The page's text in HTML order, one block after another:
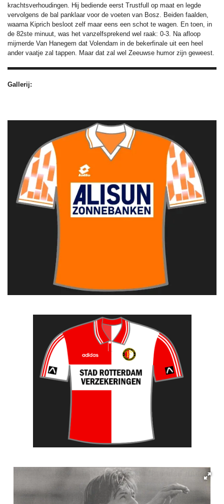
krachtsverhoudingen. Hij bediende eerst Trustfull op maat en legde
vervolgens de bal panklaar voor de voeten van Bosz. Beiden faalden,
waarna Kiprich besloot zelf maar eens een schot te wagen. En toen, in
de 82ste minuut, was het vanzelfsprekend wel raak: 0-3. Na afloop
mijmerde Van Hanegem dat Volendam in de bekerfinale uit een heel
ander vaatje zal tappen. Maar dat zal wel Zeeuwse humor zijn geweest.
Gallerij: